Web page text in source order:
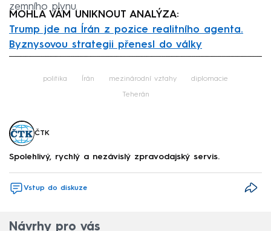
zemního plynu.
MOHLA VÁM UNIKNOUT ANALÝZA:
Trump jde na Írán z pozice realitního agenta.
Byznysovou strategii přenesl do války
politika Írán mezinárodní vztahy diplomacie
Teherán
ČTK
Spolehlivý, rychlý a nezávislý zpravodajský servis.
Vstup do diskuze
Návrhy pro vás